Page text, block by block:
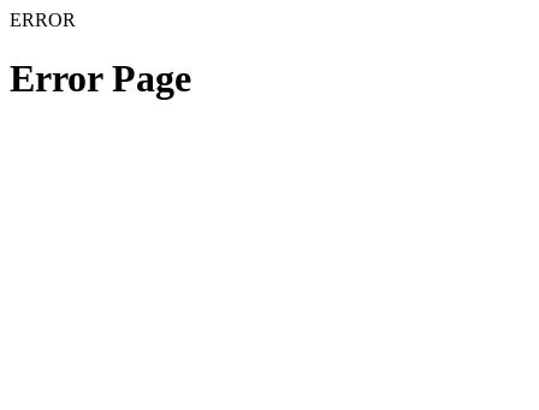
ERROR
Error Page